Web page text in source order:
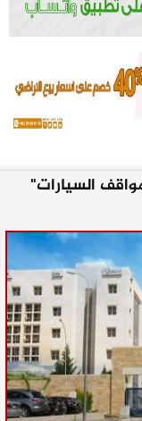
"مجمع الأعمال" يفرض رسوما على مواقف السيارات